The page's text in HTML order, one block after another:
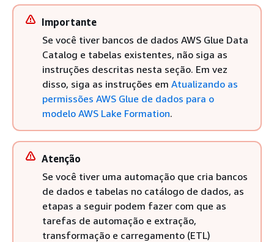
Importante
Se você tiver bancos de dados AWS Glue Data
Catalog e tabelas existentes, não siga as
instruções descritas nesta seção. Em vez
disso, siga as instruções em Atualizando as
permissões AWS Glue de dados para o
modelo AWS Lake Formation.
Atenção
Se você tiver uma automação que cria bancos
de dados e tabelas no catálogo de dados, as
etapas a seguir podem fazer com que as
tarefas de automação e extração,
transformação e carregamento (ETL)